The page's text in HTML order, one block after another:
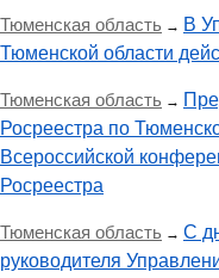
Тюменская область → В
Тюменской области
Тюменская область →
Росреестра по
Всероссийской
Росреестра
Тюменская область → С
руководителя